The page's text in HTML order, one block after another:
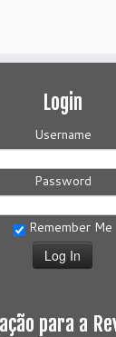
Login
Username
Password
Remember Me
para a